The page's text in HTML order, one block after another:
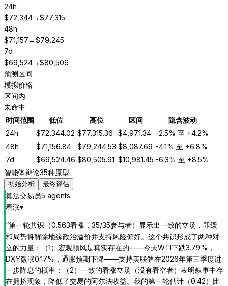
24h
$72,344→$77,315
48h
$71,157→$79,245
7d
$69,524→$80,506
预测区间
模拟价格
区间内
未命中
时间范围
低位 高位 区间
隐含波动
24h
$72,344.02 $77,315.36 $4,971.34 -2.5% 至 +4.2%
48h
$71,156.84 $79,244.53 $8,087.69 -4.1% 至 +6.8%
7d
$69,524.46 $80,505.91 $10,981.45 -6.3% 至 +8.5%
智能体辩论35种原型
初始分析 最终评估
算法交易员5 agents
看涨▾
“第一轮共识（0.563看涨，35/35参与者）显示出一致的立场，即缓
和局势将解除地缘政治溢价并支持风险偏好。这个共识形成了两种对
立的力量：（1）宏观顺风是真实存在的——今天WTI下跌3.79%，
DXY微涨0.17%，通胀预期下降——支持美联储在2026年第三季度进
一步降息的概率；（2）一致的看涨立场（没有看空者）表明叙事中存
在拥挤现象，降低了交易的阿尔法收益。我的第一轮估计（0.42）比